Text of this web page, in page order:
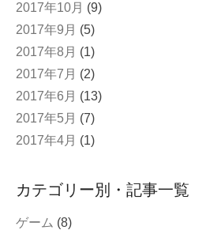
2017年10月 (9)
2017年9月 (5)
2017年8月 (1)
2017年7月 (2)
2017年6月 (13)
2017年5月 (7)
2017年4月 (1)
カテゴリー別・記事一覧
ゲーム (8)